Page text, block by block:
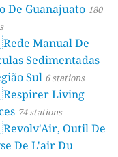
De Guanajuato 180
Rede Manual De
Sedimentadas
Sul 6 stations
Respirer Living
74 stations
Revolv'Air, Outil De
De L'air Du